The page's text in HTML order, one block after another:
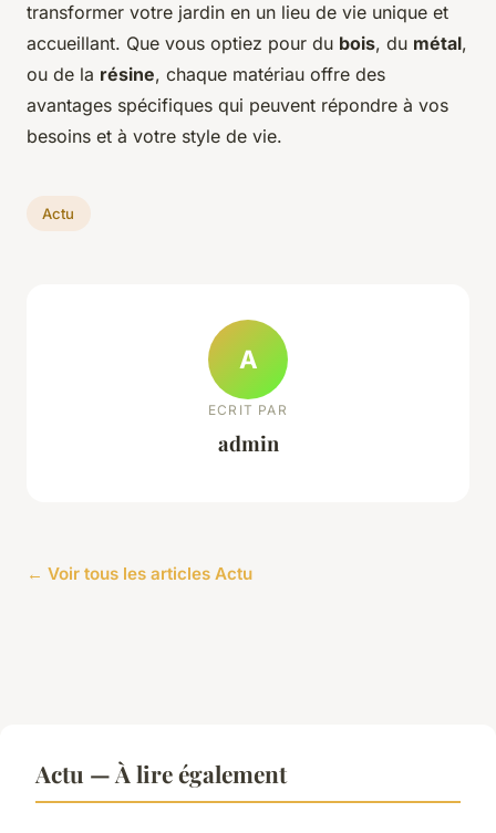
transformer votre jardin en un lieu de vie unique et
accueillant. Que vous optiez pour du bois, du métal,
ou de la résine, chaque matériau offre des
avantages spécifiques qui peuvent répondre à vos
besoins et à votre style de vie.
Actu
A
ECRIT PAR
admin
← Voir tous les articles Actu
Actu — À lire également